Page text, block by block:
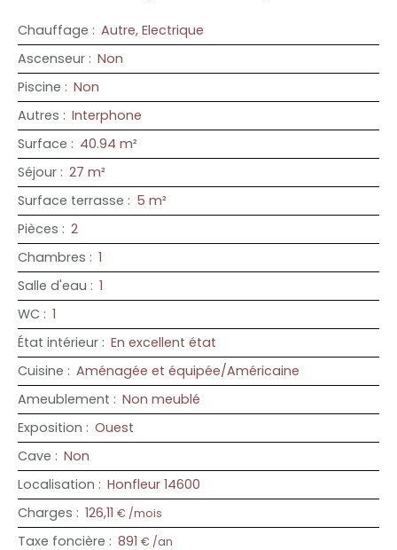
Chauffage : Autre, Electrique
Ascenseur : Non
Piscine : Non
Autres : Interphone
Surface : 40.94 m²
Séjour : 27 m²
Surface terrasse : 5 m²
Pièces : 2
Chambres : 1
Salle d'eau : 1
WC : 1
État intérieur : En excellent état
Cuisine : Aménagée et équipée/Américaine
Ameublement : Non meublé
Exposition : Ouest
Cave : Non
Localisation : Honfleur 14600
Charges : 126,11 € /mois
Taxe foncière : 891 € /an